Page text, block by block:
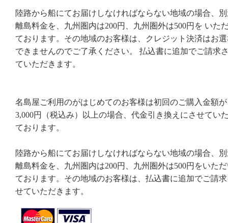
陸路から船にてお届けしなければならない地域の場合、
離島料金を、九州圏内は200円、九州圏外は500円を いた
ております。その地域のお客様は、クレジット決済はお
できませんのでご了承ください。 払込書に追加でご請求
ていただきます。
名島屋ご利用のがはじめてのお客様は初回のご購入金額が
3,000円（税込み）以上の場合、代金引き換えにさせてい
ております。
陸路から船にてお届けしなければならない地域の場合、
離島料金を、九州圏内は200円、九州圏外は500円をいた
ております。その地域のお客様は、払込書に追加でご請
せていただきます。